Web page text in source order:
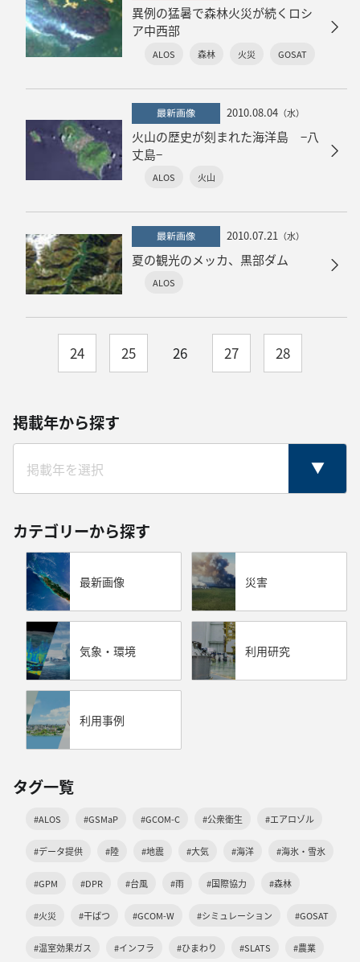
異例の猛暑で森林火災が続くロシ
ア中西部
ALOS 森林 火災 GOSAT
最新画像 2010.08.04 （水）
火山の歴史が刻まれた海洋島 −八
丈島−
ALOS 火山
最新画像 2010.07.21 （水）
夏の観光のメッカ、黒部ダム
ALOS
24 25 26 27 28
掲載年から探す
カテゴリーから探す
最新画像 災害
気象・環境 利用研究
利用事例
タグ一覧
#ALOS #GSMaP #GCOM-C #公衆衛生 #エアロゾル
#データ提供 #陸 #地震 #大気 #海洋 #海氷・雪氷
#GPM #DPR #台風 #雨 #国際協力 #森林
#火災 #干ばつ #GCOM-W #シミュレーション #GOSAT
#温室効果ガス #インフラ #ひまわり #SLATS #農業